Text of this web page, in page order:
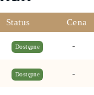
Status Cena
Dostępne -
Dostępne -